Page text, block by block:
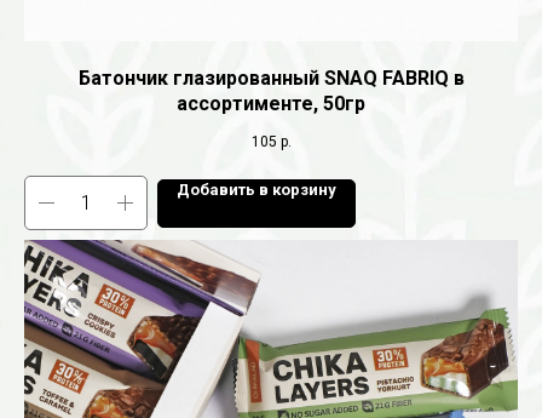
Батончик глазированный SNAQ FABRIQ в
ассортименте, 50гр
105 р.
Добавить в корзину